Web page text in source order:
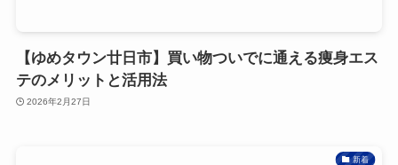
【ゆめタウン廿日市】買い物ついでに通える痩身エス
テのメリットと活用法
2026年2月27日
新着